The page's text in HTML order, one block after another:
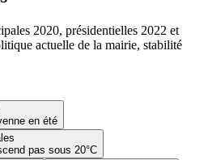
en été
pas sous 20°C
2020, présidentielles 2022 et
actuelle de la mairie, stabilité